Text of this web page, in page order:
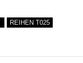
REIHEN T025